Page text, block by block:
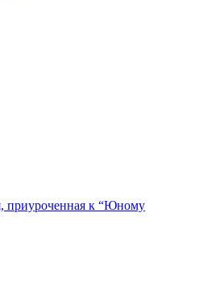
приуроченная к “Юному